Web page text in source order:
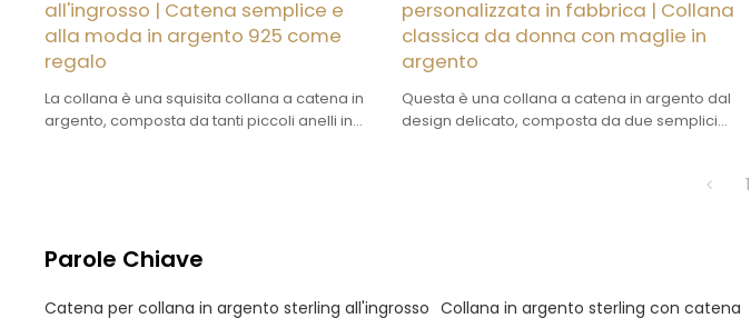
all'ingrosso | Catena semplice e
alla moda in argento 925 come
regalo
La collana è una squisita collana a catena in
argento, composta da tanti piccoli anelli in
personalizzata in fabbrica | Collana
classica da donna con maglie in
argento
Questa è una collana a catena in argento dal
design delicato, composta da due semplici
1
Parole Chiave
Catena per collana in argento sterling all'ingrosso Collana in argento sterling con catena